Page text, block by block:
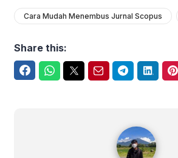
Cara Mudah Menembus Jurnal Scopus
Share this: